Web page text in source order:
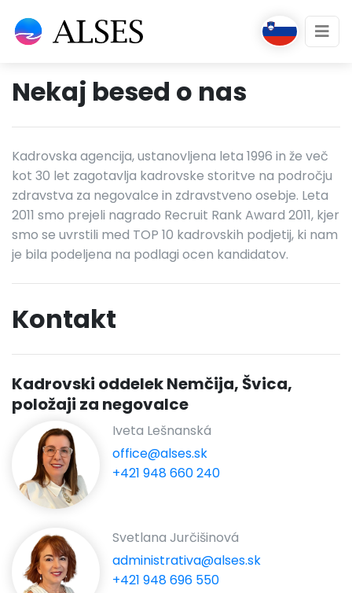
Nekaj besed o nas
Kadrovska agencija, ustanovljena leta 1996 in že več
kot 30 let zagotavlja kadrovske storitve na področju
zdravstva za negovalce in zdravstveno osebje. Leta
2011 smo prejeli nagrado Recruit Rank Award 2011, kjer
smo se uvrstili med TOP 10 kadrovskih podjetij, ki nam
je bila podeljena na podlagi ocen kandidatov.
Kontakt
Kadrovski oddelek Nemčija, Švica,
položaji za negovalce
Iveta Lešnanská
office@alses.sk
+421 948 660 240
Svetlana Jurčišinová
administrativa@alses.sk
+421 948 696 550